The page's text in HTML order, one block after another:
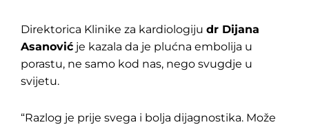
Direktorica Klinike za kardiologiju dr Dijana
Asanović je kazala da je plućna embolija u
porastu, ne samo kod nas, nego svugdje u
svijetu.
“Razlog je prije svega i bolja dijagnostika. Može